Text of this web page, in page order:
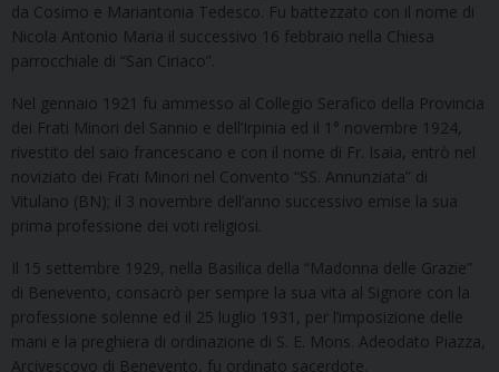
da Cosimo e Mariantonia Tedesco. Fu battezzato con il nome di
Nicola Antonio Maria il successivo 16 febbraio nella Chiesa
parrocchiale di “San Ciriaco”.
Nel gennaio 1921 fu ammesso al Collegio Serafico della Provincia
dei Frati Minori del Sannio e dell’Irpinia ed il 1° novembre 1924,
rivestito del saio francescano e con il nome di Fr. Isaia, entrò nel
noviziato dei Frati Minori nel Convento “SS. Annunziata” di
Vitulano (BN); il 3 novembre dell’anno successivo emise la sua
prima professione dei voti religiosi.
Il 15 settembre 1929, nella Basilica della “Madonna delle Grazie”
di Benevento, consacrò per sempre la sua vita al Signore con la
professione solenne ed il 25 luglio 1931, per l’imposizione delle
mani e la preghiera di ordinazione di S. E. Mons. Adeodato Piazza,
Arcivescovo di Benevento, fu ordinato sacerdote.